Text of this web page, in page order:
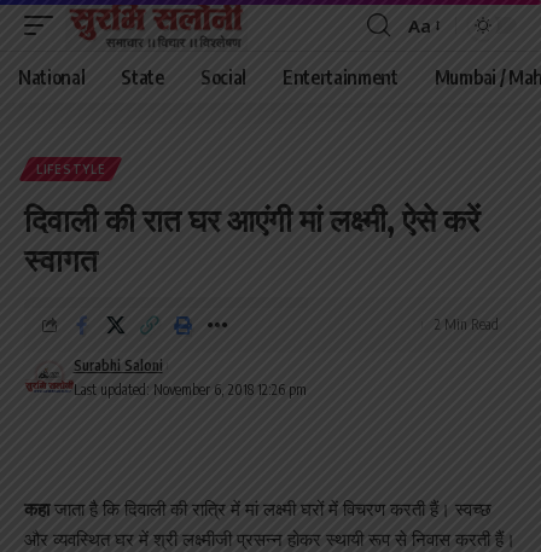
Font
Resizer
Aa
National State Social Entertainment Mumbai /
LIFESTYLE
दिवाली की रात घर आएंगी मां लक्ष्मी, ऐसे करें
स्वागत
Last updated: November 6, 2018 12:26 pm
Surabhi Saloni
2 Min Read
कहाजाता है कि दिवाली की रात्रि में मां लक्ष्मी घरों में विचरण करती हैं। स्वच्छ
और व्यवस्थित घर में श्री लक्ष्मीजी प्रसन्न होकर स्थायी रूप से निवास करती हैं।